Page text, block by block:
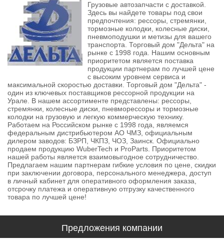
Грузовые автозапчасти с доставкой.
Здесь вы найдете товары под свои
предпочтения: рессоры, стремянки,
тормозные колодки, колесные диски,
пневмоподушки и метизы для вашего
транспорта. Торговый дом "Дельта" на
рынке с 1998 года. Нашим основным
приоритетом является поставка
продукции партнерам по лучшей цене
с высоким уровнем сервиса и
максимальной скоростью доставки. Торговый дом "Дельта" -
один из ключевых поставщиков рессорной продукции на
Урале. В нашем ассортименте представлены: рессоры,
стремянки, колесные диски, пневморессоры и тормозные
колодки на грузовую и легкую коммерческую технику.
Работаем на Российском рынке с 1998 года, являемся
федеральным дистрибьютером АО ЧМЗ, официальным
дилером заводов: БЗРП, ЧКПЗ, ЧОЗ, Заинск. Официально
продаем продукцию WuberTech и ProParts. Приоритетом
нашей работы является взаимовыгодное сотрудничество.
Предлагаем нашим партнерам гибкие условия по цене, скидки
при заключении договора, персонального менеджера, доступ
в личный кабинет для оперативного оформления заказа,
отсрочку платежа и оперативную отгрузку качественного
товара по лучшей цене!
Предложения компании